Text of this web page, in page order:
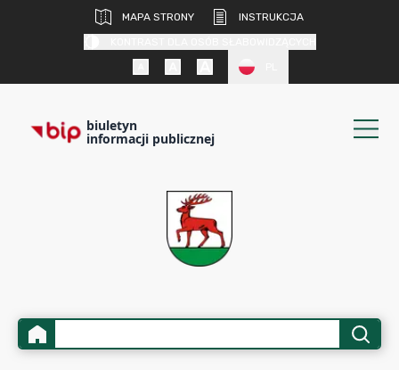
MAPA STRONY
INSTRUKCJA
biuletyn
informacji publicznej